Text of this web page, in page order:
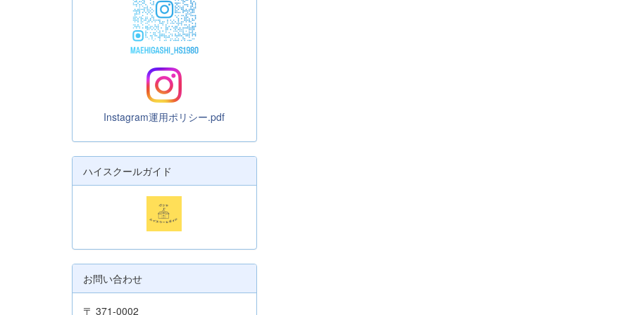
Instagram運用ポリシー.pdf
ハイスクールガイド
お問い合わせ
〒 371-0002